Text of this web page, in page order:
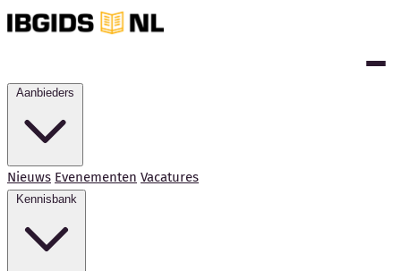
Nieuws Evenementen Vacatures